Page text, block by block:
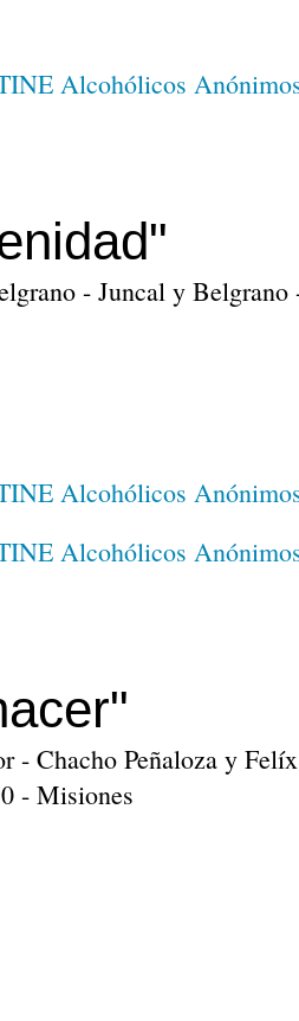
- Juncal y Belgrano
- Chacho Peñaloza y
- Misiones